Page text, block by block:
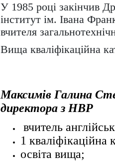
У 1985 році закінчив
інститут ім. Івана
вчителя
Вища кваліфікаційна
Максимів Галина
директора з НВР
вчитель
1 кваліфікаційна
освіта вища;